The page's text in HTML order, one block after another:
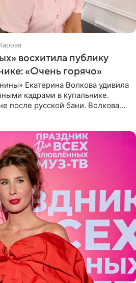
восхитила публику
«Очень горячо»
Екатерина Волкова удивила
кадрами в купальнике.
после русской бани. Волкова